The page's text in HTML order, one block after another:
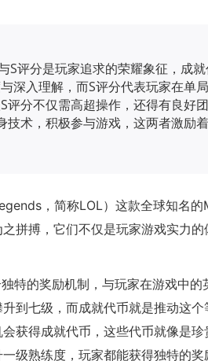
S评分是玩家追求的荣耀象征，成
深入理解，而S评分代表玩家在单
评分不仅需高超操作，还得有良好
技术，积极参与游戏，这两者激励
，简称LOL）这款全球知名
拼搏，它们不仅是玩家游戏实力
特的奖励机制，与玩家在游戏中
到七级，而成就代币就是推动这
获得成就代币，这些代币就像是
级熟练度，玩家都能获得独特的